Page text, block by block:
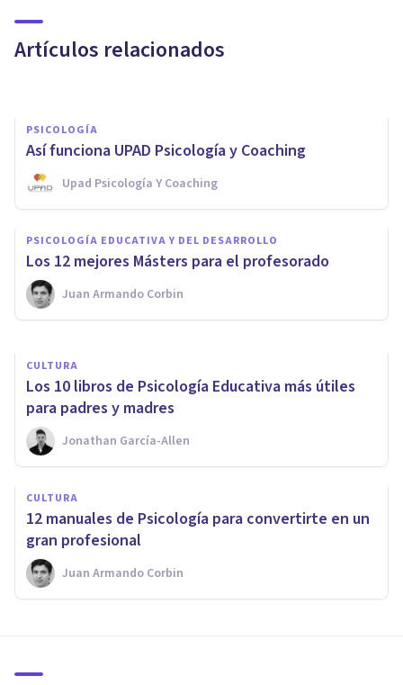
Artículos relacionados
psicoanalista
PSICOLOGÍA
Así funciona UPAD Psicología y Coaching
Upad Psicología Y Coaching
PSICOLOGÍA EDUCATIVA Y DEL DESARROLLO
Los 12 mejores Másters para el profesorado
Juan Armando Corbin
PSICOLOGÍA FORENSE Y CRIMINALÍSTICA
​Niños psicópatas: 5 tristes
casos de asesinos menores de
edad
Juan Armando Corbin
CULTURA
Los 10 libros de Psicología Educativa más útiles
para padres y madres
Jonathan García-Allen
CULTURA
​12 manuales de Psicología para convertirte en un
gran profesional
Juan Armando Corbin